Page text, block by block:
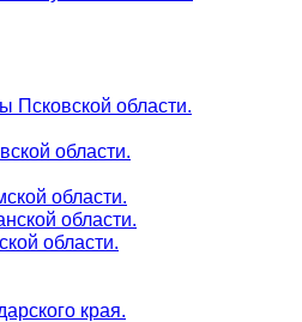
области.
области.
области.
области.
области.
края.